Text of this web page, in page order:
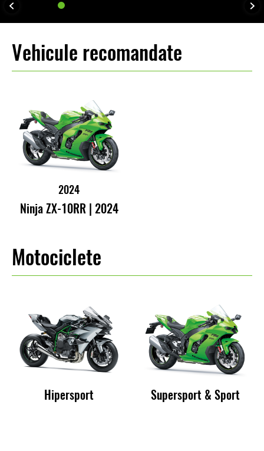
Vehicule recomandate
2024
Ninja ZX-10RR | 2024
Motociclete
Hipersport Supersport & Sport